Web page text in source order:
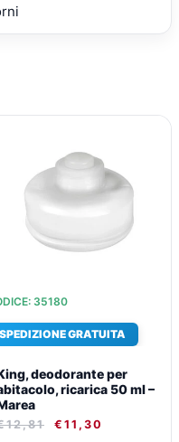
35180
SPEDIZIONE GRATUITA
deodorante per
ricarica 50 ml –
12,81
ORIGINALE
ERA:
€12,81.
€ 11,30
È:
€11,30.